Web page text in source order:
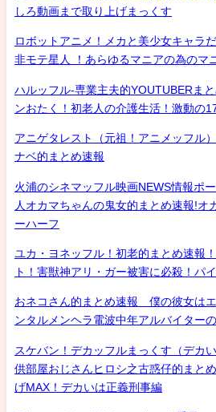
しろ動画まで取り上げまっくす
ロボットアニメ！メカと美少女キャラ
非モテ星人 ！あらゆるマニアの為のマ
ハルッフル-専業主夫的YOUTUBERま
ンおたく！初老人の介護生活！激動の
アニゲタレスト（元祖！アニメッフル
ナベ的まとめ速報
火浦のシネマッフル映画NEWS情報ポ
人オカマちゃんの鬼女的まとめ速報!オ
ーハーフ
ユカ・ヨネッフル！初老的まとめ速報
ト！害獣神アリ・ガー被害に必殺！パ
おネコさん的まとめ速報 僕の彼女は
ンタルメンヘラ電波中年アルバイター
スケバン！デカッフルまっくす（デカ
供部屋おじさんヒロシ之古惑仔的まと
げMAX！デカいは正義刑事編